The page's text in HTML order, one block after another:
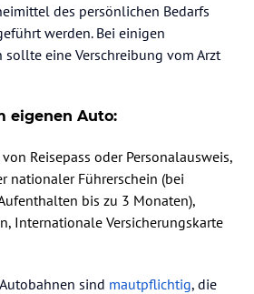
des persönlichen Bedarfs
werden. Bei einigen
eine Verschreibung vom Arzt
eigenen Auto:
Reisepass oder Personalausweis,
nationaler Führerschein (bei
bis zu 3 Monaten),
Internationale Versicherungskarte
sind mautpflichtig, die